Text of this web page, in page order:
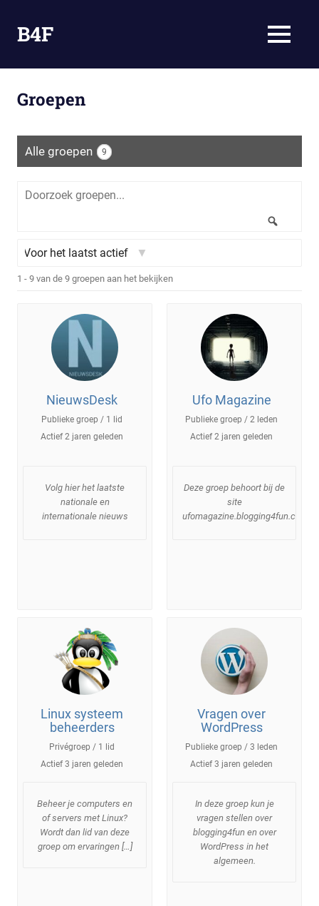
naarB4F
Fun
is
MENU
Groepen
Alle groepen 9
Doorzoek
1 - 9 van de 9 groepen aan het bekijken
NieuwsDesk
Publieke groep / 1 lid
Actief2 jaren geleden
Volg hier het laatste
nationale en
internationale nieuws
Ufo Magazine
Publieke groep / 2 leden
Actief2 jaren geleden
Deze groep behoort bij de
site
ufomagazine.blogging4fun.com
Linux systeem
beheerders
Privégroep / 1 lid
Actief3 jaren geleden
Beheer je computers en
of servers met Linux?
Wordt dan lid van deze
groep om ervaringen […]
Vragen over
WordPress
Publieke groep / 3 leden
Actief3 jaren geleden
In deze groep kun je
vragen stellen over
blogging4fun en over
WordPress in het
algemeen.